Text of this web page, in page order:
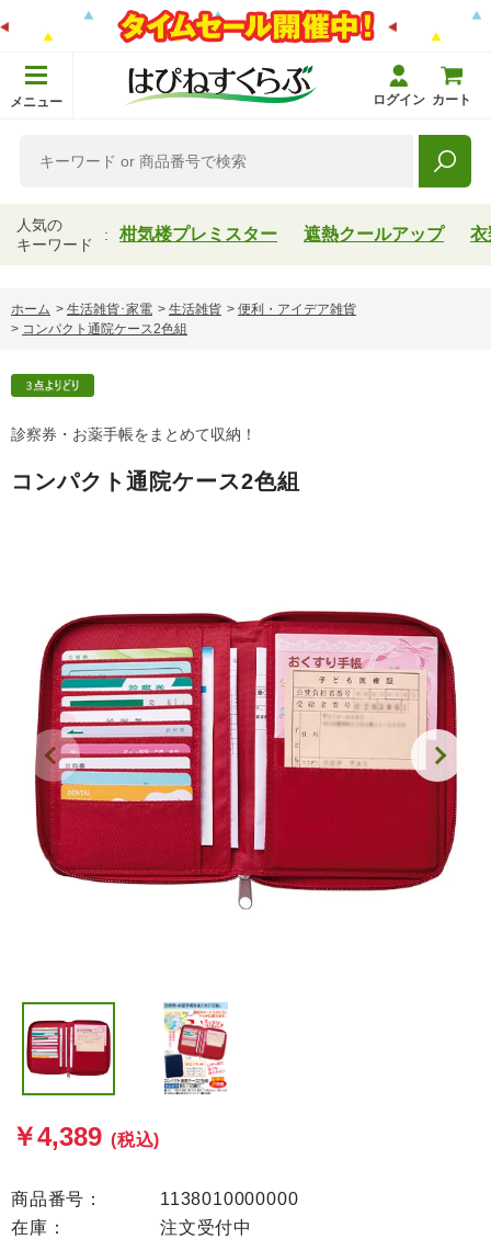
メニュー ログイン カート
人気の
キーワード
柑気楼プレミスター 遮熱クールアップ 衣
ホーム > 生活雑貨･家電 > 生活雑貨 > 便利・アイデア雑貨
> コンパクト通院ケース2色組
診察券・お薬手帳をまとめて収納！
コンパクト通院ケース2色組
￥4,389 (税込)
商品番号：
1138010000000
在庫：
注文受付中